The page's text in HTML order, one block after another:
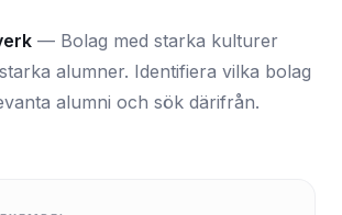
— Bolag med starka kulturer
alumner. Identifiera vilka bolag
alumni och sök därifrån.